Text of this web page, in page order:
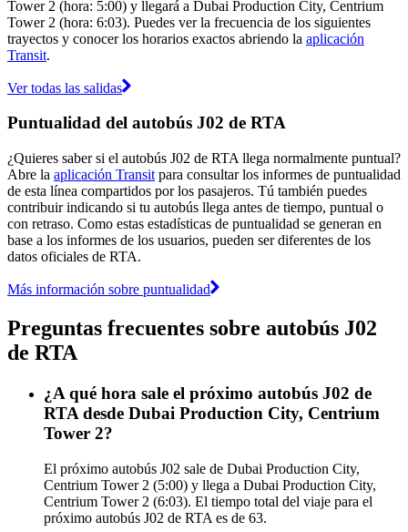
Tower 2 (hora: 5:00) y llegará a Dubai Production City, Centrium
Tower 2 (hora: 6:03). Puedes ver la frecuencia de los siguientes
trayectos y conocer los horarios exactos abriendo la aplicación
Transit.
Ver todas las salidas
Puntualidad del autobús J02 de RTA
¿Quieres saber si el autobús J02 de RTA llega normalmente puntual?
Abre la aplicación Transit para consultar los informes de puntualidad
de esta línea compartidos por los pasajeros. Tú también puedes
contribuir indicando si tu autobús llega antes de tiempo, puntual o
con retraso. Como estas estadísticas de puntualidad se generan en
base a los informes de los usuarios, pueden ser diferentes de los
datos oficiales de RTA.
Más información sobre puntualidad
Preguntas frecuentes sobre autobús J02
de RTA
¿A qué hora sale el próximo autobús J02 de
RTA desde Dubai Production City, Centrium
Tower 2?
El próximo autobús J02 sale de Dubai Production City,
Centrium Tower 2 (5:00) y llega a Dubai Production City,
Centrium Tower 2 (6:03). El tiempo total del viaje para el
próximo autobús J02 de RTA es de 63.